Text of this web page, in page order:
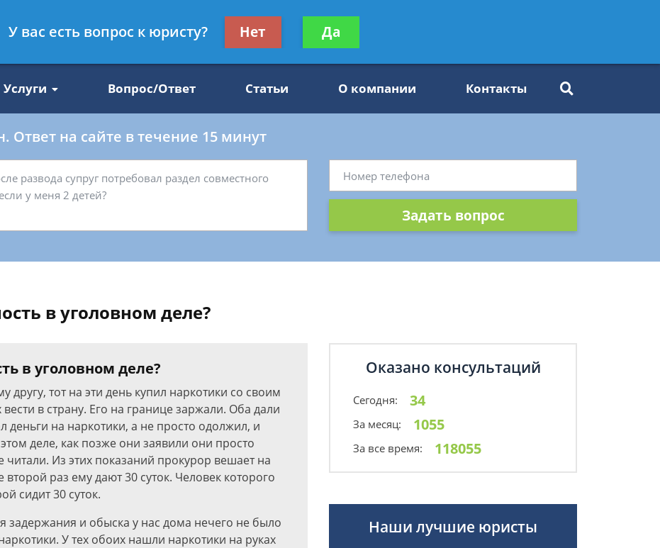
47
Получите консультацию
бесплатно
Услуги Вопрос/Ответ Статьи О компании Контакты
Ответ на сайте в течение 15 минут
Задать вопрос
в уголовном деле?
в уголовном деле?
тот на эти день купил наркотики со своим
в страну. Его на границе заржали. Оба дали
деньги на наркотики, а не просто одолжил, и
деле, как позже они заявили они просто
Из этих показаний прокурор вешает на
второй раз ему дают 30 суток. Человек которого
сидит 30 суток.
задержания и обыска у нас дома нечего не было
У тех обоих нашли наркотики на руках
Оказано консультаций
Сегодня: 34
За месяц: 1055
За все время: 118055
Наши лучшие юристы
У вас есть вопрос к юристу? Нет Да